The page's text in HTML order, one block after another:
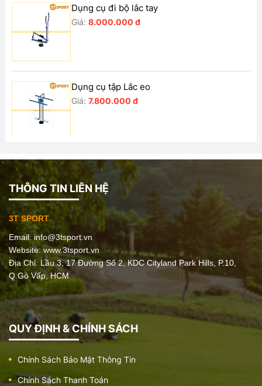
Dụng cụ đi bộ lắc tay
Giá: 8.000.000 đ
Dụng cụ tập Lắc eo
Giá: 7.800.000 đ
Dụng cụ tập lưng bụng đôi
Giá: 8.000.000 đ
Dụng cụ tập lưng bụng đơn
Giá:5.500.000 đ
Dụng cụ kéo tay
Giá: 12.000.000 đ
THÔNG TIN LIÊN HỆ
3T SPORT
Email:info@3tsport.vn
Website: www.3tsport.vn
Địa Chỉ: Lầu 3, 17 Đường Số 2, KDC Cityland Park Hills, P.10,
Q.Gò Vấp, HCM
QUY ĐỊNH & CHÍNH SÁCH
Chính Sách Bảo Mật Thông Tin
Chính Sách Thanh Toán